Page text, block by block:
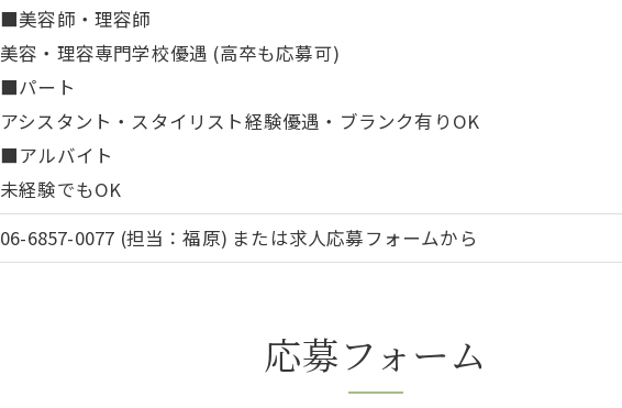
■美容師・理容師
美容・理容専門学校優遇 (高卒も応募可)
■パート
アシスタント・スタイリスト経験優遇・ブランク有りOK
■アルバイト
未経験でもOK
06-6857-0077 (担当：福原) または求人応募フォームから
応募フォーム